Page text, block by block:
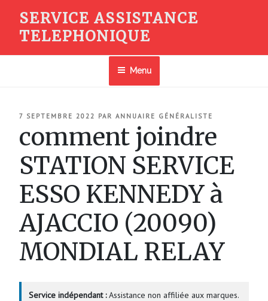
contenu
SERVICE ASSISTANCE
TELEPHONIQUE
Menu
PUBLIÉ
7 SEPTEMBRE 2022 PAR ANNUAIRE GÉNÉRALISTE
comment joindre
STATION SERVICE
ESSO KENNEDY à
AJACCIO (20090)
MONDIAL RELAY
Service indépendant :Assistance non affiliée aux marques.